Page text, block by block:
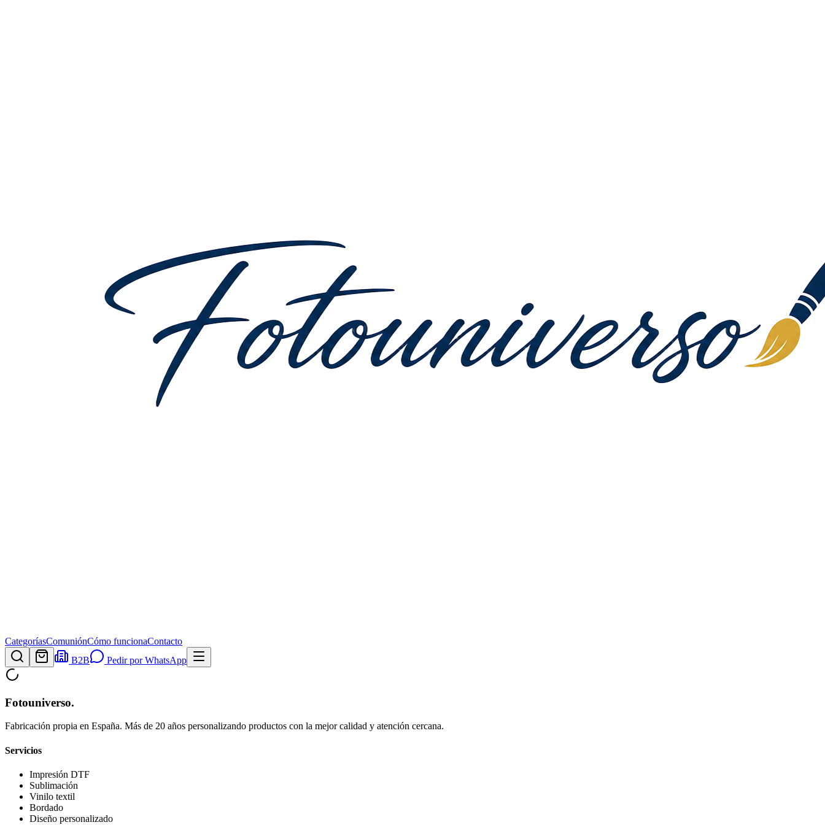
CategoríasComuniónCómo funcionaContacto
B2B
Pedir por WhatsApp
Fotouniverso.
Fabricación propia en España. Más de 20 años personalizando productos con la mejor calidad y atención cercana.
Servicios
Impresión DTF
Sublimación
Vinilo textil
Bordado
Diseño personalizado